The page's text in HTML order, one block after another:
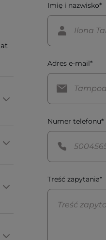
Imię i nazwisko*
Adres e-mail*
Numer telefonu*
Treść zapytania*